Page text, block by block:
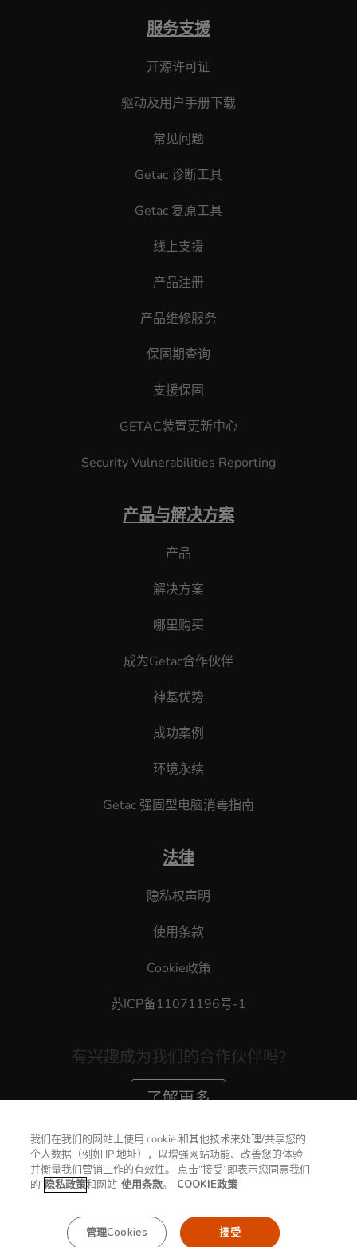
服务支援
开源许可证
驱动及用户手册下载
常见问题
Getac 诊断工具
Getac 复原工具
线上支援
产品注册
产品维修服务
保固期查询
支援保固
GETAC装置更新中心
Security Vulnerabilities Reporting
产品与解决方案
产品
解决方案
哪里购买
成为Getac合作伙伴
神基优势
成功案例
环境永续
Getac 强固型电脑消毒指南
法律
隐私权声明
使用条款
Cookie政策
苏ICP备11071196号-1
有兴趣成为我们的合作伙伴吗?
了解更多
苏州神基电通有限公司 版权所有苏ICP备11071196
© 2026 GETAC. All Rights Reserved.
我们在我们的网站上使用 cookie 和其他技术来处理/共享您的
个人数据（例如 IP 地址），以增强网站功能、改善您的体验
并衡量我们营销工作的有效性。 点击“接受”即表示您同意我们
的 隐私政策和网站 使用条款。 COOKIE政策
管理Cookies 接受